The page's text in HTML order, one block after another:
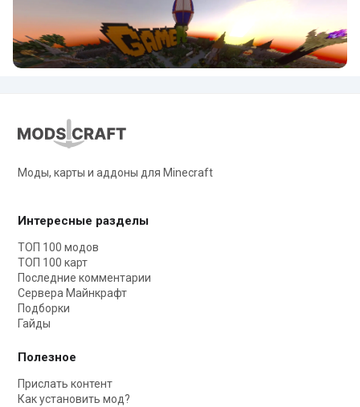
Моды, карты и аддоны для Minecraft
Интересные разделы
ТОП 100 модов
ТОП 100 карт
Последние комментарии
Сервера Майнкрафт
Подборки
Гайды
Полезное
Прислать контент
Как установить мод?